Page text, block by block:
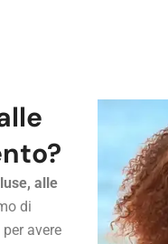
alle
di
avere